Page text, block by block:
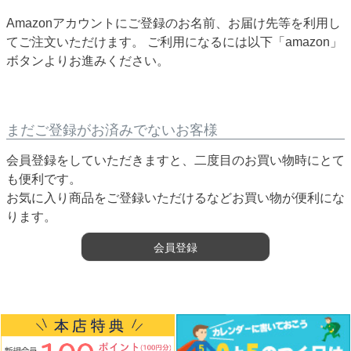
Amazonアカウントにご登録のお名前、お届け先等を利用し
てご注文いただけます。 ご利用になるには以下「amazon」
ボタンよりお進みください。
まだご登録がお済みでないお客様
会員登録をしていただきますと、二度目のお買い物時にとて
も便利です。
お気に入り商品をご登録いただけるなどお買い物が便利にな
ります。
会員登録